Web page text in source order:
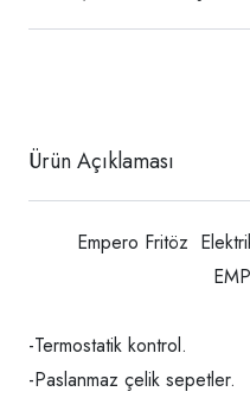
Ürün Açıklaması
Empero Fritöz
-Termostatik kontrol.
-Paslanmaz çelik sepetler.